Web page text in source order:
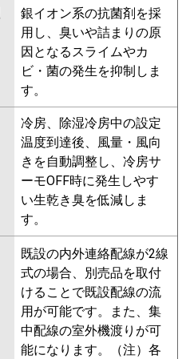
銀イオン系の抗菌剤を採
用し、臭いや詰まりの原
因となるスライムやカ
ビ・菌の発生を抑制しま
す。
冷房、除湿冷房中の設定
温度到達後、風量・風向
きを自動調整し、冷房サ
ーモOFF時に発生しやす
い生乾き臭を低減しま
す。
既設の内外連絡配線が2線
式の場合、別売品を取付
けることで既設配線の流
用が可能です。また、集
中配線の室外機渡りが可
能になります。（注）各